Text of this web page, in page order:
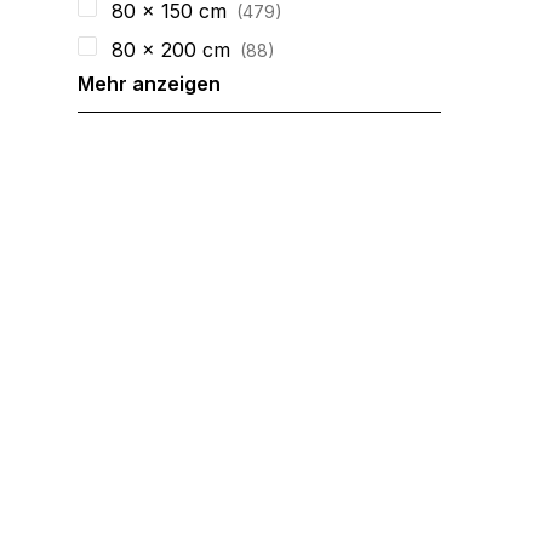
80 x 150 cm 479
80 x 200 cm 88
Mehr anzeigen
Wir verwenden Cookies,
können und um unseren
Website an unsere
mit weiteren Daten
Notwendige Cookies
Beispiel das Bereitstellen
speichern keine
Präferenz-Cookies
Website aussieht oder